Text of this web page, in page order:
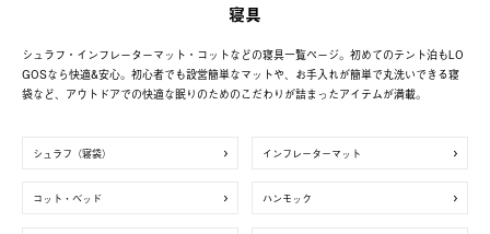
寝具
シュラフ・インフレーターマット・コットなどの寝具一覧ページ。初めてのテント泊もLO
GOSなら快適&安心。初心者でも設営簡単なマットや、お手入れが簡単で丸洗いできる寝
袋など、アウトドアでの快適な眠りのためのこだわりが詰まったアイテムが満載。
シュラフ（寝袋） インフレーターマット
コット・ベッド ハンモック